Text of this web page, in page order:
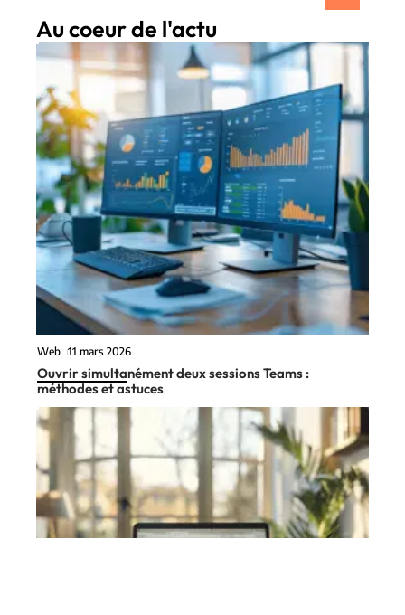
Au coeur de l'actu
Web 11 mars 2026
Ouvrir simultanément deux sessions Teams :
méthodes et astuces